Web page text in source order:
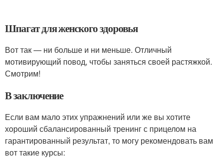
Шпагат для женского здоровья
Вот так — ни больше и ни меньше. Отличный
мотивирующий повод, чтобы заняться своей растяжкой.
Смотрим!
В заключение
Если вам мало этих упражнений или же вы хотите
хороший сбалансированный тренинг с прицелом на
гарантированный результат, то могу рекомендовать вам
вот такие курсы: